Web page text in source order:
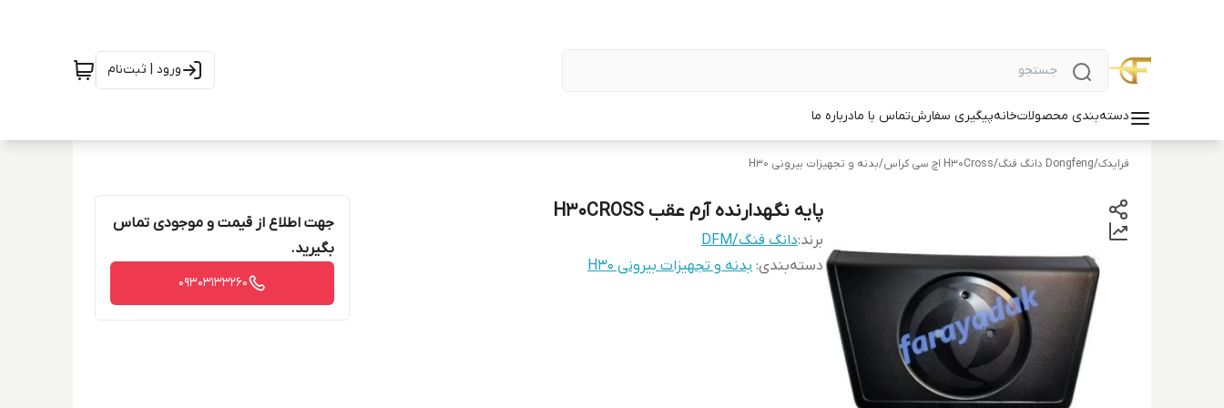
ورود | ثبت‌نام
دسته‌بندی محصولاتخانهپیگیری سفارشتماس با مادرباره ما
فرایدک/Dongfeng دانگ فنگ /H30Cross اچ سی کراس /بدنه و تجهیزات بیرونی H30
پایه نگهدارنده آرم عقب H30CROSS
برند:دانگ فنگ/DFM
دسته‌بندی: بدنه و تجهیزات بیرونی H30
جهت اطلاع از قیمت و موجودی تماس
بگیرید.
09303133260